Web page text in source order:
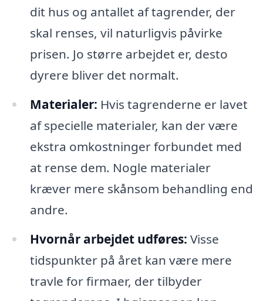
dit hus og antallet af tagrender, der
skal renses, vil naturligvis påvirke
prisen. Jo større arbejdet er, desto
dyrere bliver det normalt.
Materialer: Hvis tagrenderne er lavet
af specielle materialer, kan der være
ekstra omkostninger forbundet med
at rense dem. Nogle materialer
kræver mere skånsom behandling end
andre.
Hvornår arbejdet udføres: Visse
tidspunkter på året kan være mere
travle for firmaer, der tilbyder